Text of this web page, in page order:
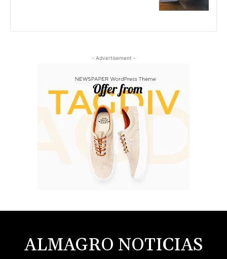
- Advertisement -
ALMAGRO NOTICIAS